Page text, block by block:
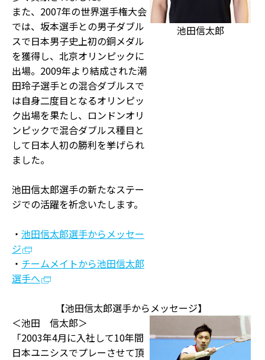
また、2007年の世界選手権大会
では、坂本選手との男子ダブル
スで日本男子史上初の銅メダル
を獲得し、北京オリンピックに
出場。2009年より結成された潮
田玲子選手との混合ダブルスで
は自身二度目となるオリンピッ
ク出場を果たし、ロンドンオリ
ンピックで混合ダブルス種目と
して日本人初の勝利を挙げられ
ました。
池田信太郎選手の新たなステー
ジでの活躍を祈念いたします。
・ 池田信太郎選手からメッセー
ジ
・ チームメイトから池田信太郎
選手へ
池田信太郎
【池田信太郎選手からメッセージ】
＜池田 信太郎＞
「2003年4月に入社して10年間
日本ユニシスでプレーさせて頂